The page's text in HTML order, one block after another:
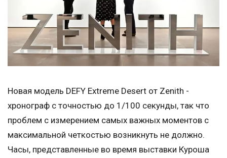
Новая модель DEFY Extreme Desert от Zenith -
хронограф с точностью до 1/100 секунды, так что
проблем с измерением самых важных моментов с
максимальной четкостью возникнуть не должно.
Часы, представленные во время выставки Куроша